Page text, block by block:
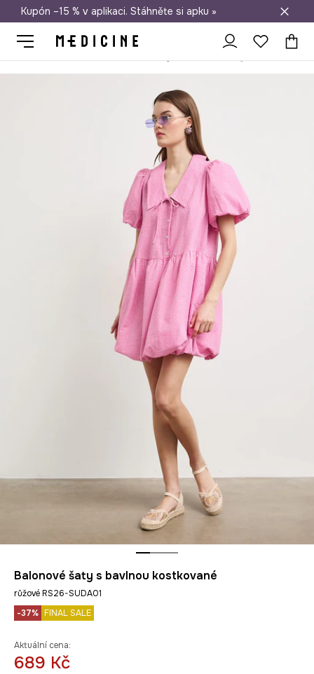
Doprava zdarma při nákupu nad 1 200 Kč
Kupón –15 % v aplikaci. Stáhněte si apku »
Balonové šaty s bavlnou kostkované
růžové RS26-SUDA01
-37% FINAL SALE
Aktuální cena:
689 Kč